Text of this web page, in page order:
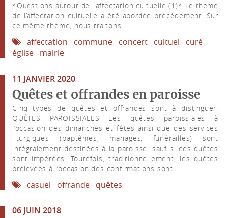
*Questions autour de l'affectation cultuelle (1)* Le thème
de l’affectation cultuelle a été abordée précédement. Sur
ce même thème, nous traitons ...
affectation commune concert cultuel
curé
église mairie
11 JANVIER 2020
Quêtes et offrandes en paroisse
Cinq types de quêtes et offrandes sont à distinguer.
QUÊTES PAROISSIALES Les quêtes paroissiales à
l’occasion des dimanches et fêtes ainsi que des services
liturgiques (baptêmes, mariages, funérailles) sont
intégralement destinées à la paroisse, sauf si ces quêtes
sont impérées. Toutefois, traditionnellement, les quêtes
prélevées à l’occasion des confirmations sont...
casuel offrande quêtes
06 JUIN 2018